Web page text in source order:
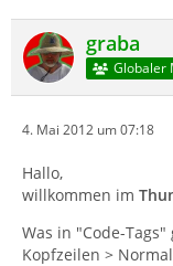
graba
Globaler
4. Mai 2012 um 07:18
Hallo,
willkommen im
Was in "Code-
Kopfzeilen >